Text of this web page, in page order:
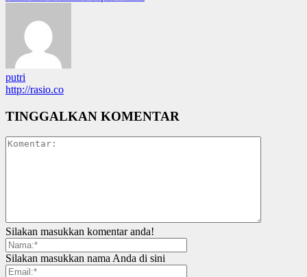
putri
http://rasio.co
TINGGALKAN KOMENTAR
Silakan masukkan komentar anda!
Silakan masukkan nama Anda di sini